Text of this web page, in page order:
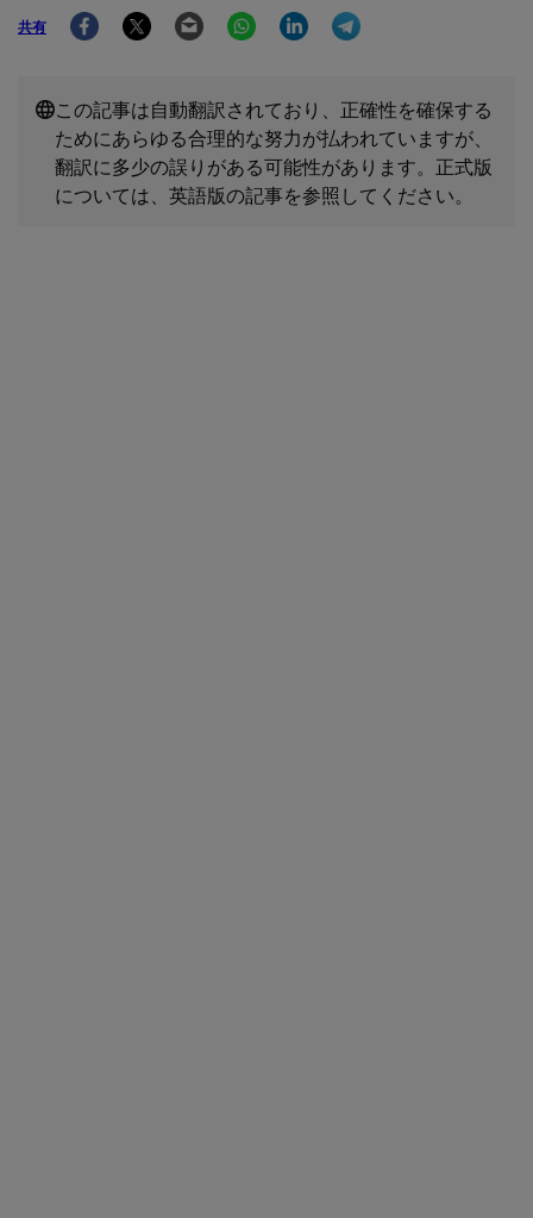
共有
FacebookTwitter Email WhatsAppLinkedIn
この記事は自動翻訳されており、正確性を確保する
ためにあらゆる合理的な努力が払われていますが、
翻訳に多少の誤りがある可能性があります。正式版
については、英語版の記事を参照してください。